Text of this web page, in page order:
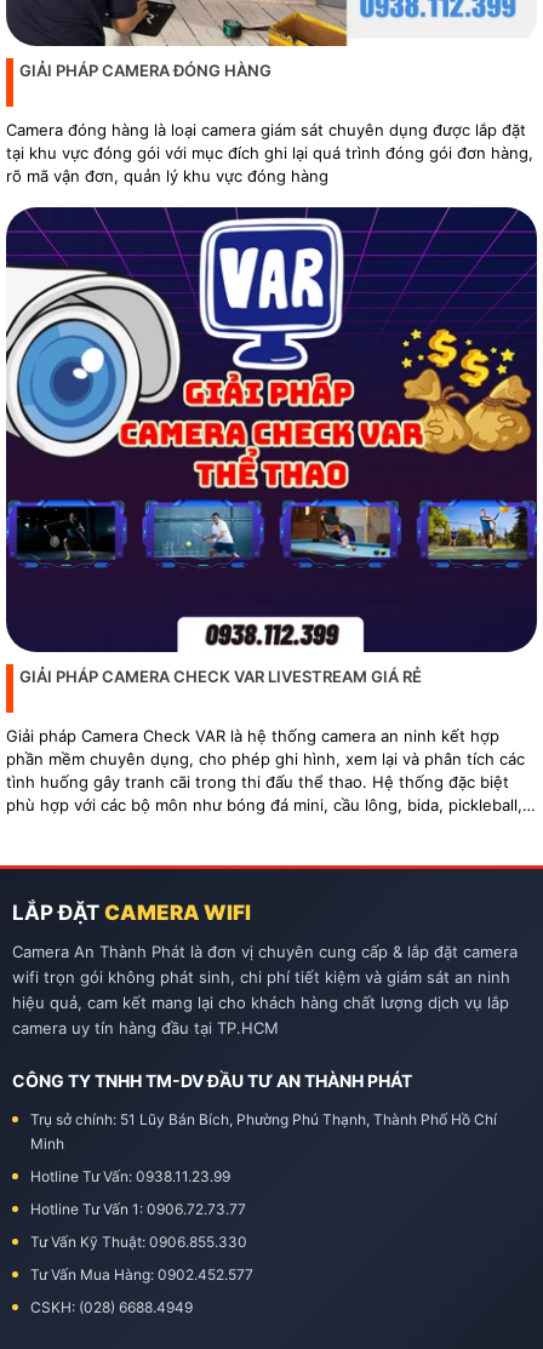
GIẢI PHÁP CAMERA ĐÓNG HÀNG
Camera đóng hàng là loại camera giám sát chuyên dụng được lắp đặt
tại khu vực đóng gói với mục đích ghi lại quá trình đóng gói đơn hàng,
rõ mã vận đơn, quản lý khu vực đóng hàng
GIẢI PHÁP CAMERA CHECK VAR LIVESTREAM GIÁ RẺ
Giải pháp Camera Check VAR là hệ thống camera an ninh kết hợp
phần mềm chuyên dụng, cho phép ghi hình, xem lại và phân tích các
tình huống gây tranh cãi trong thi đấu thể thao. Hệ thống đặc biệt
phù hợp với các bộ môn như bóng đá mini, cầu lông, bida, pickleball,
LẮP ĐẶT CAMERA WIFI
Camera An Thành Phát là đơn vị chuyên cung cấp & lắp đặt camera
wifi trọn gói không phát sinh, chi phí tiết kiệm và giám sát an ninh
hiệu quả, cam kết mang lại cho khách hàng chất lượng dịch vụ lắp
camera uy tín hàng đầu tại TP.HCM
CÔNG TY TNHH TM-DV ĐẦU TƯ AN THÀNH PHÁT
Trụ sở chính: 51 Lũy Bán Bích, Phường Phú Thạnh, Thành Phố Hồ Chí
Minh
Hotline Tư Vấn: 0938.11.23.99
Hotline Tư Vấn 1: 0906.72.73.77
Tư Vấn Kỹ Thuật: 0906.855.330
Tư Vấn Mua Hàng: 0902.452.577
CSKH: (028) 6688.4949